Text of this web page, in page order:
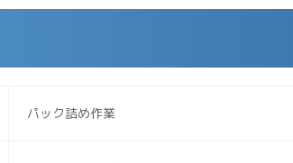
パック詰め作業